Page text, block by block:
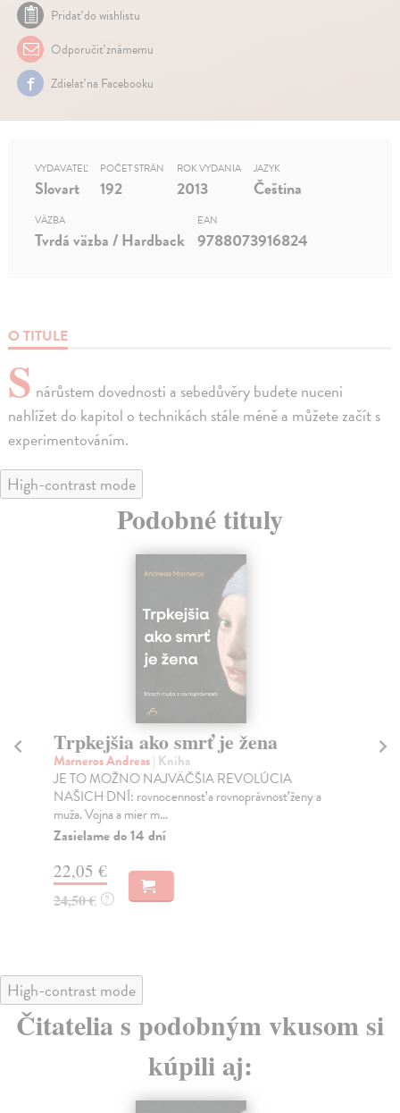
Pridať do wishlistu
Odporučiť známemu
Zdielať na Facebooku
O TITULE
S nárůstem dovednosti a sebedůvěry budete nuceni
nahlížet do kapitol o technikách stále méně a můžete začít s
experimentováním.
VYDAVATEĽ
Slovart
POČET STRÁN
192
ROK VYDANIA
2013
JAZYK
Čeština
VÄZBA
Tvrdá väzba / Hardback
EAN
9788073916824
High-contrast mode
Podobné tituly
Trpkejšia ako smrť je žena
Marneros Andreas| Kniha
JE TO MOŽNO NAJVÄČŠIA REVOLÚCIA
NAŠICH DNÍ: rovnocennosť a rovnoprávnosť ženy a
muža. Vojna a mier m...
Zasielame do 14 dní
22,05 €
24,50 € ?
High-contrast mode
Čitatelia s podobným vkusom si
kúpili aj: